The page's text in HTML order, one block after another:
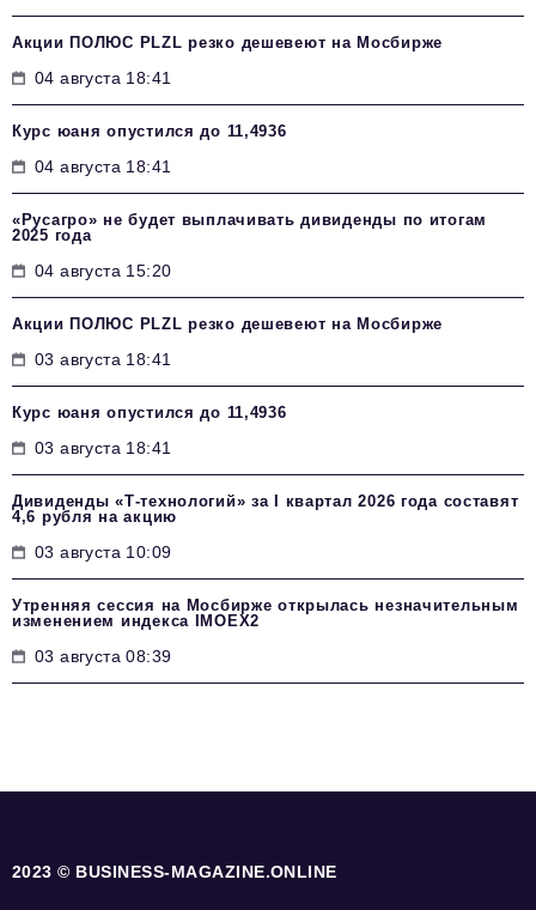
Акции ПОЛЮС PLZL резко дешевеют на Мосбирже
04 августа 18:41
Курс юаня опустился до 11,4936
04 августа 18:41
«Русагро» не будет выплачивать дивиденды по итогам
2025 года
04 августа 15:20
Акции ПОЛЮС PLZL резко дешевеют на Мосбирже
03 августа 18:41
Курс юаня опустился до 11,4936
03 августа 18:41
Дивиденды «Т-технологий» за I квартал 2026 года составят
4,6 рубля на акцию
03 августа 10:09
Утренняя сессия на Мосбирже открылась незначительным
изменением индекса IMOEX2
03 августа 08:39
2023 © BUSINESS-MAGAZINE.ONLINE